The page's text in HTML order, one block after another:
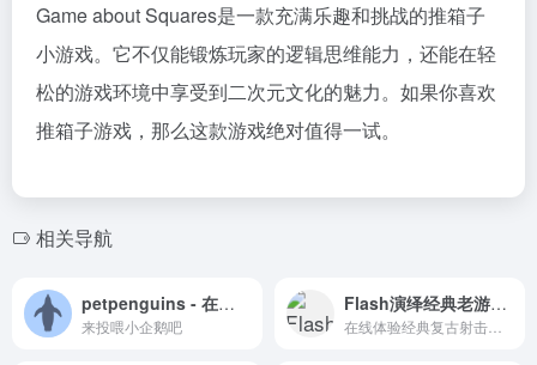
Game about Squares是一款充满乐趣和挑战的推箱子
小游戏。它不仅能锻炼玩家的逻辑思维能力，还能在轻
松的游戏环境中享受到二次元文化的魅力。如果你喜欢
推箱子游戏，那么这款游戏绝对值得一试。
相关导航
petpenguins - 在线养企鹅
来投喂小企鹅吧
Flash演绎经典老游戏-太空侵略者 - 重温复古射击乐趣